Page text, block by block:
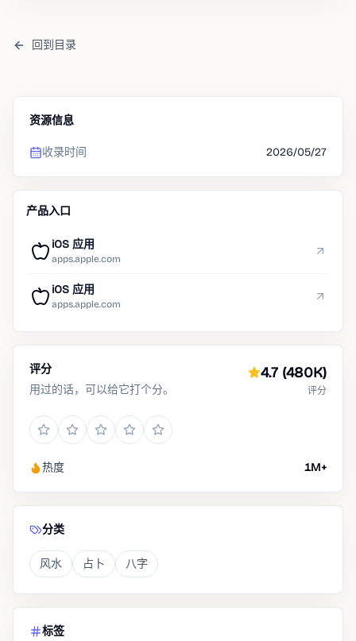
回到目录
资源信息
收录时间 2026/05/27
产品入口
iOS 应用
apps.apple.com
iOS 应用
apps.apple.com
评分
用过的话，可以给它打个分。
4.7 (480K)
评分
热度 1M+
分类
风水 占卜 八字
标签